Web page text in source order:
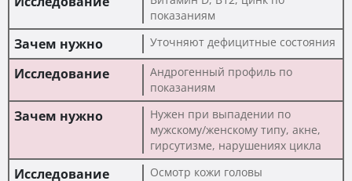
показаниям
Уточняют дефицитные состояния
Андрогенный профиль по
показаниям
Нужен при выпадении по
мужскому/женскому типу, акне,
гирсутизме, нарушениях цикла
Осмотр кожи головы